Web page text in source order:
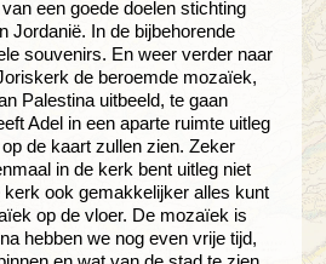
een goede doelen stichting
Jordanië. In de bijbehorende
souvenirs. En weer verder naar
de beroemde mozaïek,
Palestina uitbeeld, te gaan
Adel in een aparte ruimte uitleg
de kaart zullen zien. Zeker
in de kerk bent uitleg niet
kerk ook gemakkelijker alles kunt
op de vloer. De mozaïek is
hebben we nog even vrije tijd,